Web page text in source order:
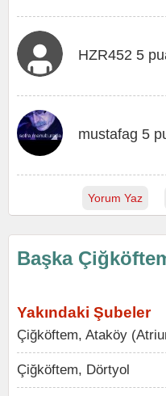
HZR452 5
mustafag 5
Yorum Yaz
Başka
Yakındaki Şubeler
Çiğköftem, Ataköy
Çiğköftem, Dörtyol